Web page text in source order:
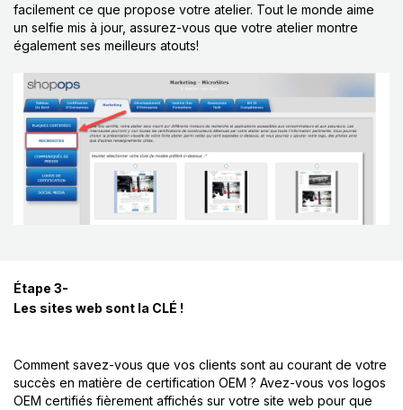
facilement ce que propose votre atelier. Tout le monde aime
un selfie mis à jour, assurez-vous que votre atelier montre
également ses meilleurs atouts!
Étape 3-
Les sites web sont la CLÉ !
Comment savez-vous que vos clients sont au courant de votre
succès en matière de certification OEM ? Avez-vous vos logos
OEM certifiés fièrement affichés sur votre site web pour que